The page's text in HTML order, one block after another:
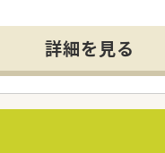
位置しており、日赤病
ら精神科、歯科まで
持しており、スタッ
】
材の帰還支援と、体
詳細を見る